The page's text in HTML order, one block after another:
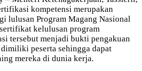
kompetensi merupakan
lulusan Program Magang Nasional
kelulusan program
tersebut menjadi bukti pengakuan
peserta sehingga dapat
mereka di dunia kerja.